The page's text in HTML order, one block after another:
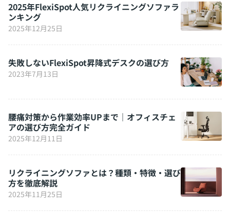
2025年FlexiSpot人気リクライニングソファラ
ンキング
2025年12月25日
失敗しないFlexiSpot昇降式デスクの選び方
2023年7月13日
腰痛対策から作業効率UPまで｜オフィスチェ
アの選び方完全ガイド
2025年12月11日
リクライニングソファとは？種類・特徴・選び
方を徹底解説
2025年11月25日